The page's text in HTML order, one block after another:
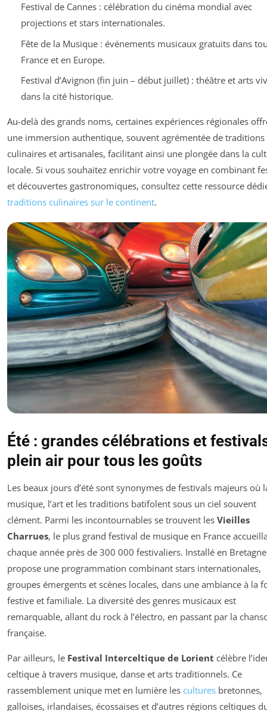
Festival de Cannes : célébration du cinéma mondial avec
projections et stars internationales.
Fête de la Musique : événements musicaux gratuits dans
France et en Europe.
Festival d’Avignon (fin juin – début juillet) : théâtre et arts
dans la cité historique.
Au-delà des grands noms, certaines expériences régionales
une immersion authentique, souvent agrémentée de traditions
culinaires et artisanales, facilitant ainsi une plongée dans la
locale. Si vous souhaitez enrichir votre voyage en combinant
et découvertes gastronomiques, consultez cette ressource
traditions culinaires sur le continent.
Été : grandes célébrations et
plein air pour tous les goûts
Les beaux jours d’été sont synonymes de festivals majeurs où
musique, l’art et les traditions batifolent sous un ciel souvent
clément. Parmi les incontournables se trouvent les Vieilles
Charrues, le plus grand festival de musique en France
chaque année près de 300 000 festivaliers. Installé en
propose une programmation combinant stars internationales,
groupes émergents et scènes locales, dans une ambiance à la
festive et familiale. La diversité des genres musicaux est
remarquable, allant du rock à l’électro, en passant par la
française.
Par ailleurs, le Festival Interceltique de Lorient célèbre
celtique à travers musique, danse et arts traditionnels. Ce
rassemblement unique met en lumière les cultures bretonnes,
galloises, irlandaises, écossaises et d’autres régions celtiques